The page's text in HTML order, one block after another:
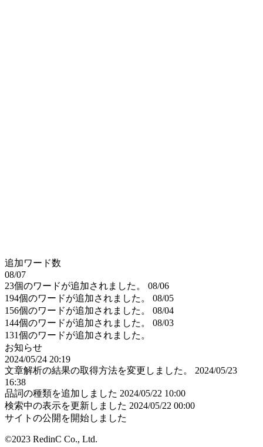
追加ワード数
08/07
23個のワードが追加されました。
08/06
194個のワードが追加されました。
08/05
156個のワードが追加されました。
08/04
144個のワードが追加されました。
08/03
131個のワードが追加されました。
お知らせ
2024/05/24 20:19
文章解析の結果の取得方法を変更しました。
2024/05/23
16:38
品詞の種類を追加しました 2024/05/22 10:00
検索中の表示を更新しました 2024/05/22 00:00
サイトの公開を開始しました
©2023 RedinC Co., Ltd.